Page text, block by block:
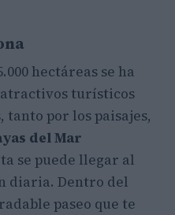
hectáreas se ha
turísticos
tanto por los paisajes,
del Mar
se puede llegar al
diaria. Dentro del
paseo que te